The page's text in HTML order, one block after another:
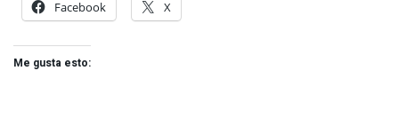
Facebook
X
Me gusta esto: